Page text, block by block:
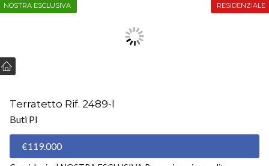
NOSTRA ESCLUSIVA RESIDENZIALE
Terratetto Rif. 2489-l
Buti PI
€119.000